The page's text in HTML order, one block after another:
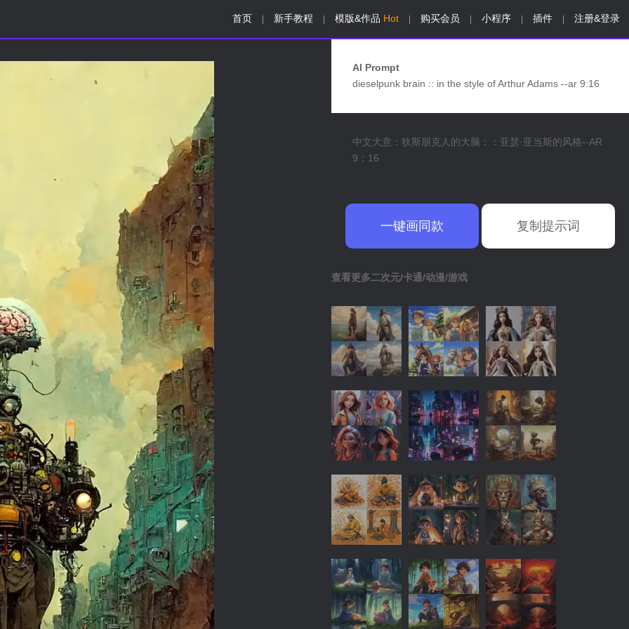
首页 新手教程 模版&作品 Hot 购买会员 小程序 插件 注册&登录
AI Prompt
dieselpunk brain :: in the style of Arthur Adams --ar 9:16
中文大意：狄斯朋克人的大脑：：亚瑟·亚当斯的风格--AR
9：16
一键画同款 复制提示词
查看更多二次元/卡通/动漫/游戏